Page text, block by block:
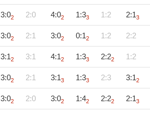
3:02 2:0 4:02 1:33 1:2 2:13
3:02 2:1 3:02 0:12 1:2 2:2
3:12 3:1 4:12 1:33 2:22 1:2
3:02 2:1 3:13 1:33 2:3 3:12
3:02 2:0 3:02 1:42 2:22 2:13